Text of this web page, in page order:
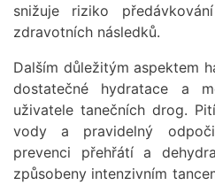
snižuje riziko
zdravotních následků.
Dalším důležitým aspektem
dostatečné hydratace a
uživatele tanečních drog.
vody a pravidelný
prevenci přehřátí a
způsobeny intenzivním